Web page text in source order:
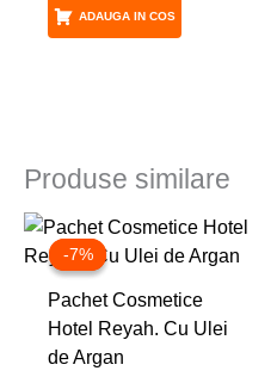
ADAUGA IN COS
Produse similare
-7%
-7%
Pachet Cosmetice
Hotel Reyah. Cu Ulei
de Argan
Prețul
inițial
a
fost:
1.293,00 lei.
Prețul
este: